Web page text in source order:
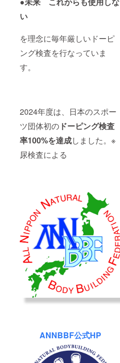
い
を理念に毎年厳しいドーピ
ング検査を行なっていま
す。
2024年度は、日本のスポー
ツ団体初の ドーピング検査
率100%を達成しました。※
尿検査による
ANNBBF公式HP